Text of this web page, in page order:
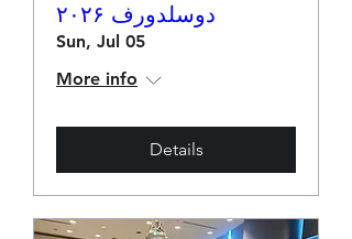
دوسلدورف ۲۰۲۶
Sun, Jul 05
More info
Details